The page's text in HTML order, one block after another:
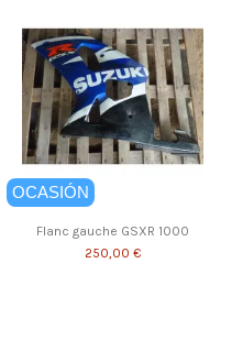
OCASIÓN
Flanc gauche GSXR 1000
250,00 €